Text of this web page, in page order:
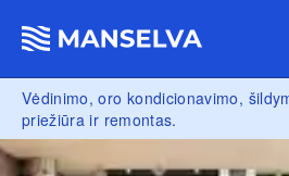
Vėdinimo, oro kondicionavimo,
priežiūra ir remontas.